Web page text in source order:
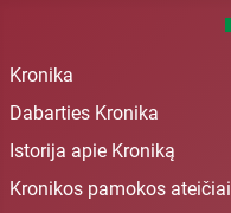
Kronika
Dabarties Kronika
Istorija apie Kroniką
Kronikos pamokos ateičiai